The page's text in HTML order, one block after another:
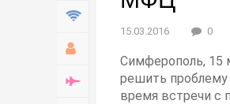
Война
15.03.2016 0
Симферополь, 15
решить
время встречи с